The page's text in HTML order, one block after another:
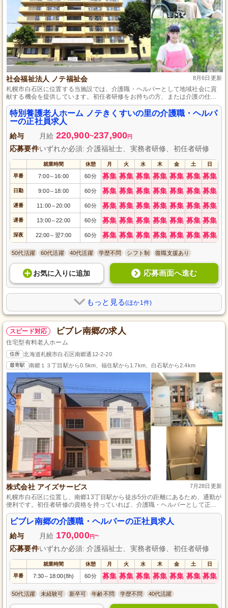
社会福祉法人 ノテ福祉会 8月6日更新
札幌市白石区に位置する当施設では、介護職・ヘルパーとして地域社会に貢
献する機会を提供しています。初任者研修をお持ちの方、または介護の仕事
が初めての方も歓迎しており、定年まで安心して働ける制度も整っていま
す。スタッフ間の連携を大切にし、利用者さま一人ひとりに寄り添ったサー
ビスを心がけています。
特別養護老人ホーム ノテきくすいの里の介護職・ヘルパ
ーの正社員求人
給与 月給 220,900~237,900円
応募要件いずれか必須: 介護福祉士、実務者研修、初任者研修
就業時間 休憩 月 火 水 木 金 土 日
早番 7:00～ 16:00 60分 募集 募集 募集 募集 募集 募集 募集
日勤 9:00～ 18:00 60分 募集 募集 募集 募集 募集 募集 募集
遅番 11:00～20:00 60分 募集 募集 募集 募集 募集 募集 募集
遅番 13:00～22:00 60分 募集 募集 募集 募集 募集 募集 募集
深夜 22:00～ 翌7:00 60分 募集 募集 募集 募集 募集 募集 募集
50代活躍 60代活躍 40代活躍 学歴不問 シフト制 復職支援あり
お気に入り に追加 応募画面へ進む
もっと見る(ほか1件)
スピード対応 ビブレ南郷の求人
住宅型有料老人ホーム
住所 北海道札幌市白石区南郷通12-2-20
最寄駅 南郷１３丁目駅から0.5km、福住駅から1.7km、白石駅から2.4km
株式会社 アイズサービス 7月28日更新
札幌市白石区に位置し、南郷13丁目駅から徒歩5分の距離にあるため、通勤が
便利です。初任者研修の資格を持っていれば、介護職・ヘルパーとして正社
員での就業が可能で、未経験でも安心してスタートできます。資格取得支援
があり、スキルアップを目指せますし、子育て中の方もお子さまを連れてく
ることができるので、働きやすい環境が整っています。
ビブレ南郷の介護職・ヘルパーの正社員求人
給与 月給 170,000円~
応募要件いずれか必須: 介護福祉士、実務者研修、初任者研修
就業時間 休憩 月 火 水 木 金 土 日
早番 7:30～ 18:00(8h) 60分 募集 募集 募集 募集 募集 募集 募集
50代活躍 未経験可 新卒可 年齢不問 学歴不問 40代活躍